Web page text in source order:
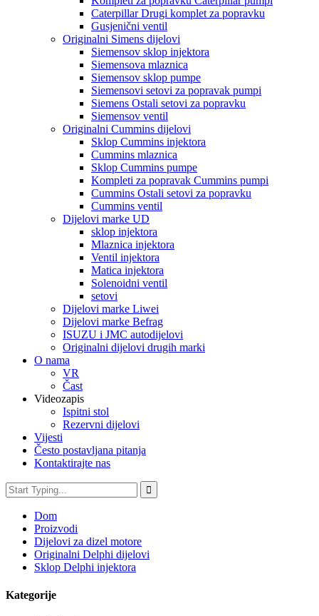
Caterpillar Drugi komplet za popravku
Gusjenični ventil
Originalni Simens dijelovi
Siemensov sklop injektora
Siemensova mlaznica
Siemensov sklop pumpe
Siemensovi setovi za popravak pumpi
Siemens Ostali setovi za popravku
Siemensov ventil
Originalni Cummins dijelovi
Sklop Cummins injektora
Cummins mlaznica
Sklop Cummins pumpe
Kompleti za popravak Cummins pumpi
Cummins Ostali setovi za popravku
Cummins ventil
Dijelovi marke UD
sklop injektora
Mlaznica injektora
Ventil injektora
Matica injektora
Solenoidni ventil
setovi
Dijelovi marke Liwei
Dijelovi marke Befrag
ISUZU i JMC autodijelovi
Originalni dijelovi drugih marki
O nama
VR
Čast
Videozapis
Ispitni stol
Rezervni dijelovi
Vijesti
Često postavljana pitanja
Kontaktirajte nas
Dom
Proizvodi
Dijelovi za dizel motore
Originalni Delphi dijelovi
Sklop Delphi injektora
Kategorije